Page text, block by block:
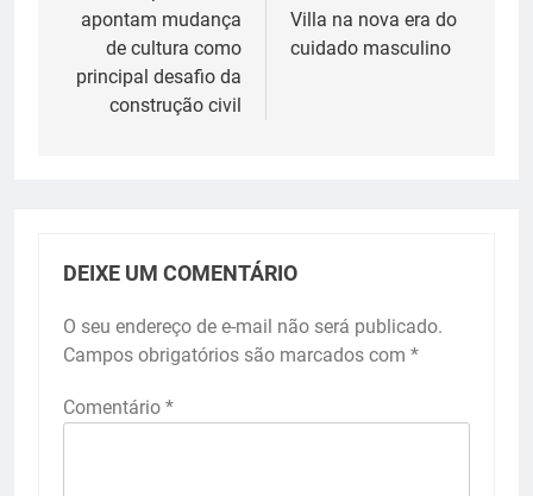
apontam mudança
de cultura como
principal desafio da
construção civil
Villa na nova era do
cuidado masculino
DEIXE UM COMENTÁRIO
O seu endereço de e-mail não será publicado.
Campos obrigatórios são marcados com *
Comentário *